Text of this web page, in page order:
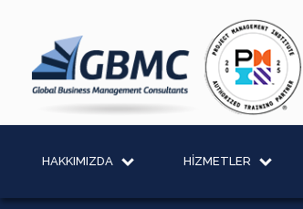
HAKKIMIZDA HİZMETLER